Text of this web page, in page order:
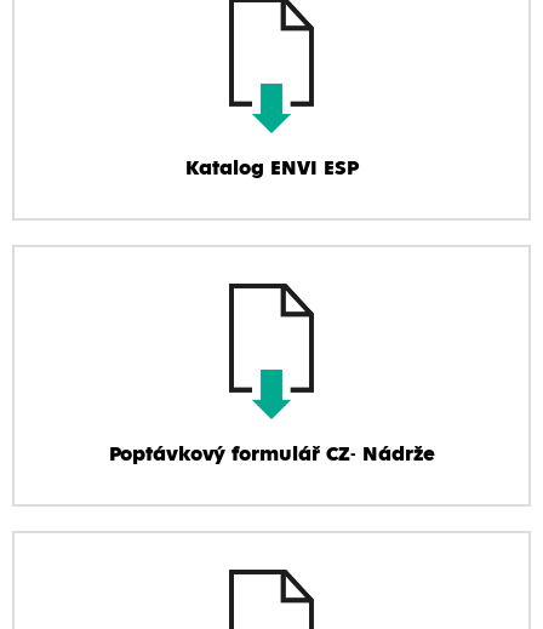
Katalog ENVI ESP
Poptávkový formulář CZ- Nádrže